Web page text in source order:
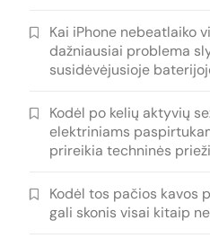
Kai iPhone nebeatlaiko
dažniausiai problema
susidėvėjusioje
Kodėl po kelių aktyvių
elektriniams
prireikia techninės
Kodėl tos pačios kavos
gali skonis visai kitaip